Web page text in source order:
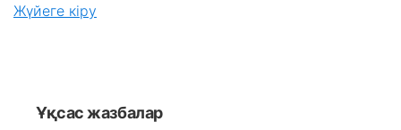
Жүйеге кіру
Ұқсас жазбалар